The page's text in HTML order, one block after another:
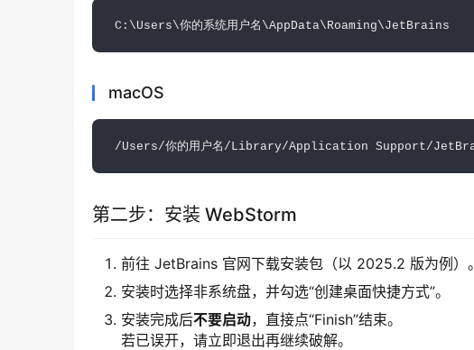
macOS
第二步：安装 WebStorm
前往 JetBrains 官网下载安装包（以 2025.2 版为例）。
安装时选择非系统盘，并勾选“创建桌面快捷方式”。
安装完成后不要启动，直接点“Finish”结束。
若已误开，请立即退出再继续破解。